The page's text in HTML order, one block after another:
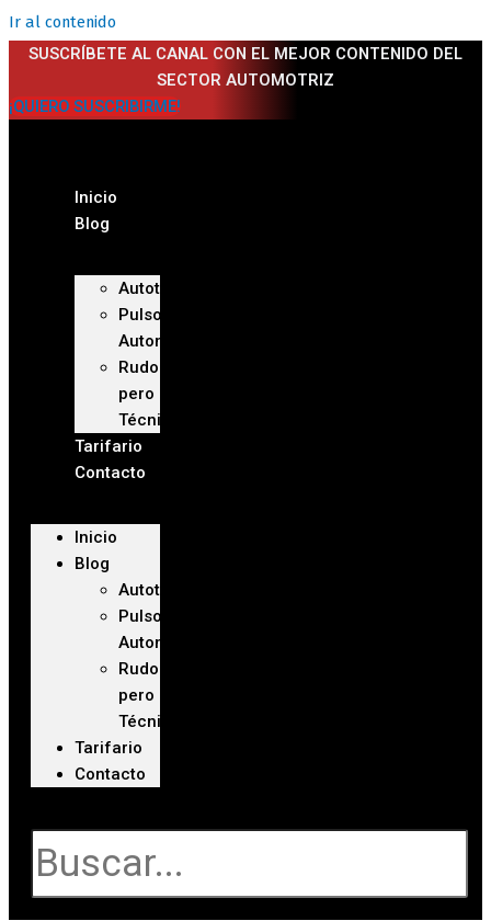
Ir al contenido
SUSCRÍBETE AL CANAL CON EL MEJOR CONTENIDO DEL
SECTOR AUTOMOTRIZ
¡QUIERO SUSCRIBIRME!
Inicio
Blog
Autoteca
Pulso
Automotriz
Rudo
pero
Técnico
Tarifario
Contacto
Inicio
Blog
Autoteca
Pulso
Automotriz
Rudo
pero
Técnico
Tarifario
Contacto